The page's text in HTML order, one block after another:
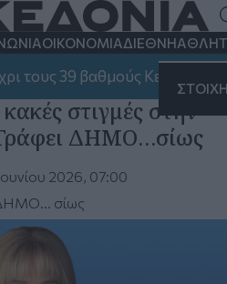
ΟΙΚΟΝΟΜΙΑΔΙΕΘΝΗ
τους 39 βαθμούς Κελσίου
στιγμές στην
ΔΗΜΟ…σίως
2026, 07:00
σίως